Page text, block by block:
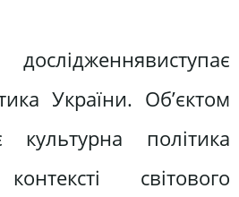
України. Об’єктом
культурна політика
світового